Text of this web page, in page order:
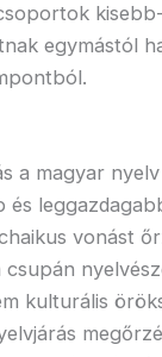
egymástól
a magyar
és
vonást
csupán
kulturális